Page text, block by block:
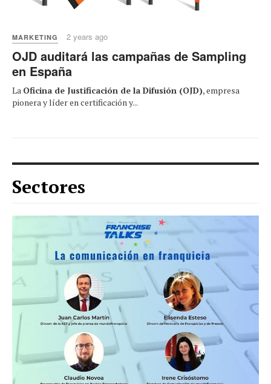
MARKETING 2 years ago
OJD auditará las campañas de Sampling
en España
La Oficina de Justificación de la Difusión (OJD), empresa
pionera y líder en certificación y...
Sectores